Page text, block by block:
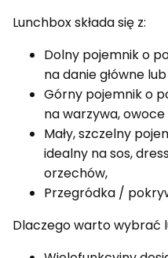
Lunchbox składa się z:
Dolny pojemnik o
na danie główne
Górny pojemnik o
na warzywa,
Mały, szczelny
idealny na sos,
orzechów,
Przegródka /
Dlaczego warto wybrać